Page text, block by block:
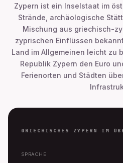
Zypern ist ein Inselstaat im
Strände, archäologische
Mischung aus griechisch-
zyprischen Einflüssen
Land im Allgemeinen leicht zu
Republik Zypern den Euro
Ferienorten und Städten
GRIECHISCHES ZYPERN IM
SPRACHE